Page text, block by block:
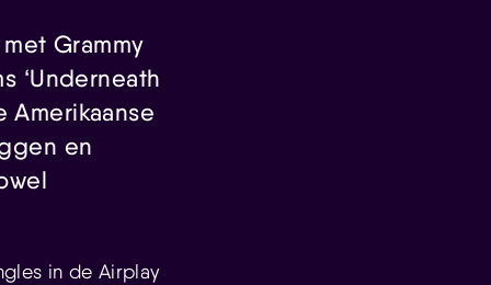
Grammy
‘Underneath
Amerikaanse
en
in de Airplay